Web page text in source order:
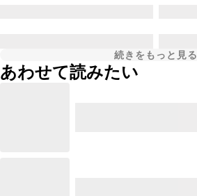
続きをもっと見る
あわせて読みたい